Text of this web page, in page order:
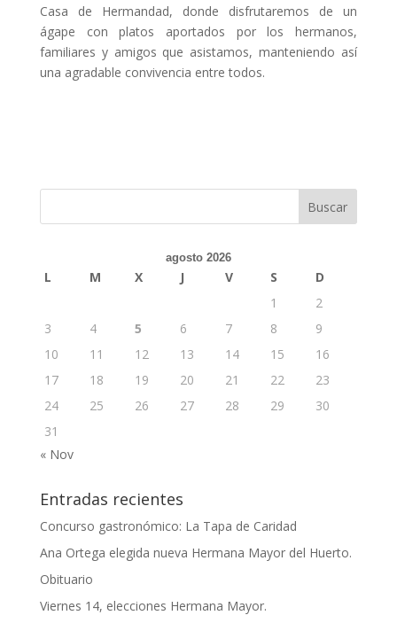
Casa de Hermandad, donde disfrutaremos de un
ágape con platos aportados por los hermanos,
familiares y amigos que asistamos, manteniendo así
una agradable convivencia entre todos.
agosto 2026
L M X J V S
D
1
2
3
4 5 6 7 8
9
10
11 12 13 14 15
16
17
18 19 20 21 22
23
24
25 26 27 28 29
30
31
« Nov
Entradas recientes
Concurso gastronómico: La Tapa de Caridad
Ana Ortega elegida nueva Hermana Mayor del Huerto.
Obituario
Viernes 14, elecciones Hermana Mayor.